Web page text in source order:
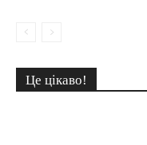
Це цікаво!